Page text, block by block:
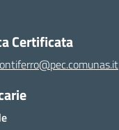
Certificata